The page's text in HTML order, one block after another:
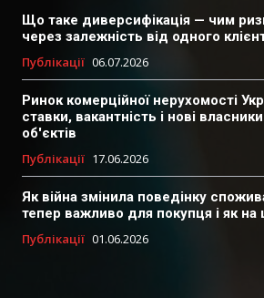
Що таке диверсифікація — чим
через залежність від одного
Публікації 06.07.2026
Ринок комерційної нерухомості
ставки, вакантність і нові
об'єктів
Публікації 17.06.2026
Як війна змінила поведінку
тепер важливо для покупця і як на
Публікації 01.06.2026